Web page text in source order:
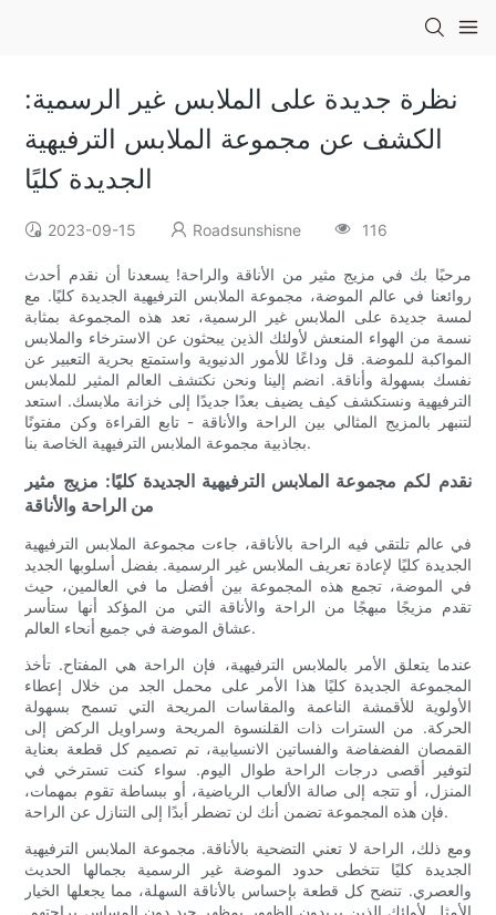
نظرة جديدة على الملابس غير الرسمية:
الكشف عن مجموعة الملابس الترفيهية
الجديدة كليًا
2023-09-15 Roadsunshisne 116
مرحبًا بك في مزيج مثير من الأناقة والراحة! يسعدنا أن نقدم أحدث
روائعنا في عالم الموضة، مجموعة الملابس الترفيهية الجديدة كليًا. مع
لمسة جديدة على الملابس غير الرسمية، تعد هذه المجموعة بمثابة
نسمة من الهواء المنعش لأولئك الذين يبحثون عن الاسترخاء والملابس
المواكبة للموضة. قل وداعًا للأمور الدنيوية واستمتع بحرية التعبير عن
نفسك بسهولة وأناقة. انضم إلينا ونحن نكتشف العالم المثير للملابس
الترفيهية ونستكشف كيف يضيف بعدًا جديدًا إلى خزانة ملابسك. استعد
لتنبهر بالمزيج المثالي بين الراحة والأناقة - تابع القراءة وكن مفتونًا
بجاذبية مجموعة الملابس الترفيهية الخاصة بنا.
نقدم لكم مجموعة الملابس الترفيهية الجديدة كليًا: مزيج مثير
من الراحة والأناقة
في عالم تلتقي فيه الراحة بالأناقة، جاءت مجموعة الملابس الترفيهية
الجديدة كليًا لإعادة تعريف الملابس غير الرسمية. بفضل أسلوبها الجديد
في الموضة، تجمع هذه المجموعة بين أفضل ما في العالمين، حيث
تقدم مزيجًا مبهجًا من الراحة والأناقة التي من المؤكد أنها ستأسر
عشاق الموضة في جميع أنحاء العالم.
عندما يتعلق الأمر بالملابس الترفيهية، فإن الراحة هي المفتاح. تأخذ
المجموعة الجديدة كليًا هذا الأمر على محمل الجد من خلال إعطاء
الأولوية للأقمشة الناعمة والمقاسات المريحة التي تسمح بسهولة
الحركة. من السترات ذات القلنسوة المريحة وسراويل الركض إلى
القمصان الفضفاضة والفساتين الانسيابية، تم تصميم كل قطعة بعناية
لتوفير أقصى درجات الراحة طوال اليوم. سواء كنت تسترخي في
المنزل، أو تتجه إلى صالة الألعاب الرياضية، أو ببساطة تقوم بمهمات،
فإن هذه المجموعة تضمن أنك لن تضطر أبدًا إلى التنازل عن الراحة.
ومع ذلك، الراحة لا تعني التضحية بالأناقة. مجموعة الملابس الترفيهية
الجديدة كليًا تتخطى حدود الموضة غير الرسمية بجمالها الحديث
والعصري. تنضح كل قطعة بإحساس بالأناقة السهلة، مما يجعلها الخيار